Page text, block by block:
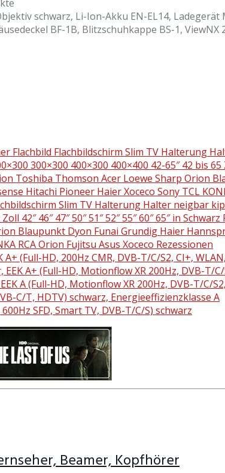
schwarz, Li-Ion-Akku EN-EL14,
BF-1B, Blitzschuhkappe BS-1, ViewNX
Flachbild Flachbildschirm Slim TV Halterung
300×300 400×300 400×400 42-65″ 42 bis 65
Toshiba Thomson Acer Loewe Sharp Orion
Hitachi Pioneer Haier Xoceco Sony TCL
Slim TV Halterung Halter neigbar
42″ 46″ 47″ 50″ 51″ 52″ 55″ 60″ 65″ in
Blaupunkt Dyon Funai Grundig Haier
RCA Orion Fujitsu Asus Xoceco Rezessionen
(Full-HD, 200Hz CMR, DVB-T/C/S2, CI+,
A+ (Full-HD, Motionflow XR 200Hz, DVB-T/
A (Full-HD, Motionflow XR 200Hz, DVB-T/C/
C/T, HDTV) schwarz, Energieeffizienzklasse A
SFD, Smart TV, DVB-T/C/S) schwarz
Beamer, Kopfhörer